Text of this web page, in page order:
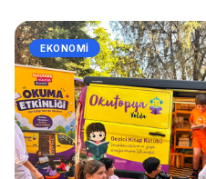
EKONOMI